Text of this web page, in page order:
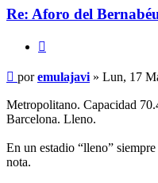
Re: Aforo del
Mensaje
poremulajavi » Lun, 17
Metropolitano. Capacidad
Barcelona. Lleno.
En un estadio “lleno”
nota.